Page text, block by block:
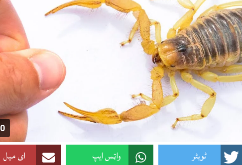
0
ٹویٹر واټس ایپ ای میل